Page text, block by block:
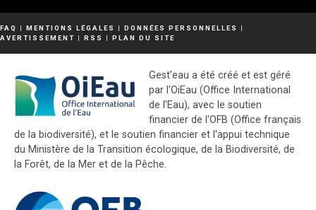
FAQ | MENTIONS LÉGALES | DONNÉES PERSONNELLES
|
AVERTISSEMENT | RSS | PLAN DU SITE
Gest'eau a été créé et est géré
par l'OiEau (Office International
de l'Eau), avec le soutien
financier de l'OFB (Office français
de la biodiversité), et le soutien financier et l'appui technique
du Ministère de la Transition écologique, de la Biodiversité, de
la Forêt, de la Mer et de la Pêche.